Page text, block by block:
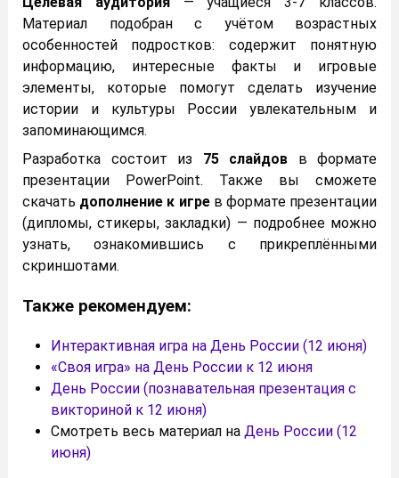
Материал подобран с учётом возрастных
особенностей подростков: содержит понятную
информацию, интересные факты и игровые
элементы, которые помогут сделать изучение
истории и культуры России увлекательным и
запоминающимся.
Разработка состоит из 75 слайдов в формате
презентации PowerPoint. Также вы сможете
скачать дополнение к игрев формате презентации
(дипломы, стикеры, закладки) — подробнее можно
узнать, ознакомившись с прикреплёнными
скриншотами.
Также рекомендуем:
Интерактивная игра на День России (12 июня)
«Своя игра» на День России к 12 июня
День России (познавательная презентация с
викториной к 12 июня)
Смотреть весь материал на День России (12
июня)